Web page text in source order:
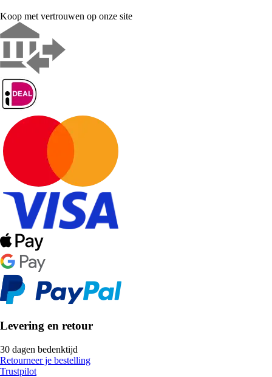
Koop met vertrouwen op onze site
Levering en retour
30 dagen bedenktijd
Retourneer je bestelling
Trustpilot